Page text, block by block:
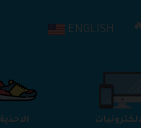
ENGLISH
الالكترونيات والاطفال